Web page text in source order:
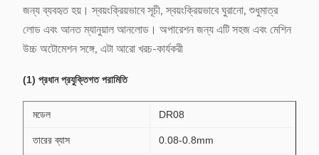
জন্য ব্যবহৃত হয়। স্বয়ংক্রিয়ভাবে সূচী, স্বয়ংক্রিয়ভাবে ঘুরানো, শুধুমাত্র
লোড এবং আনত ম্যানুয়াল আনলোড। অপারেশন জন্য এটি সহজ এবং মেশিন
উচ্চ অটোমেশন সঙ্গে, এটা আরো খরচ-কার্যকরী
(1) প্রধান প্রযুক্তিগত পরামিতি
মডেল DR08
তারের ব্যাস 0.08-0.8mm